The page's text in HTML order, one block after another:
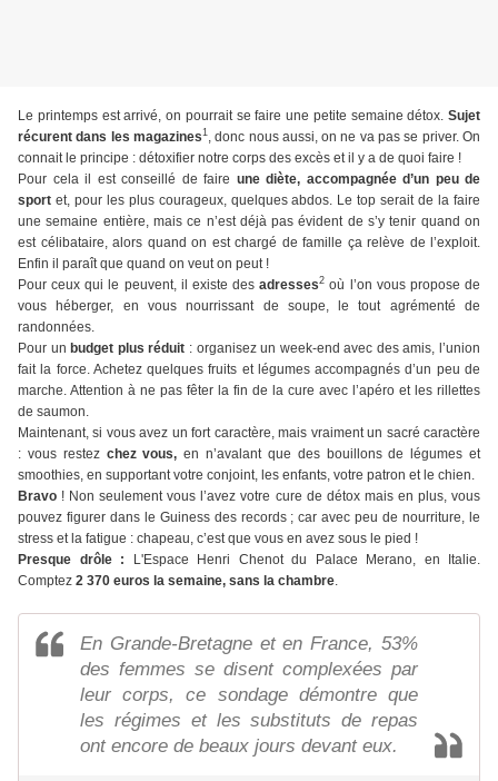
Le printemps est arrivé, on pourrait se faire une petite semaine détox. Sujet
récurent dans les magazines1, donc nous aussi, on ne va pas se priver. On
connait le principe : détoxifier notre corps des excès et il y a de quoi faire !
Pour cela il est conseillé de faire une diète, accompagnée d’un peu de
sport et, pour les plus courageux, quelques abdos. Le top serait de la faire
une semaine entière, mais ce n’est déjà pas évident de s’y tenir quand on
est célibataire, alors quand on est chargé de famille ça relève de l’exploit.
Enfin il paraît que quand on veut on peut !
Pour ceux qui le peuvent, il existe desadresses2 où l’on vous propose de
vous héberger, en vous nourrissant de soupe, le tout agrémenté de
randonnées.
Pour un budget plus réduit : organisez un week-end avec des amis, l’union
fait la force. Achetez quelques fruits et légumes accompagnés d’un peu de
marche. Attention à ne pas fêter la fin de la cure avec l’apéro et les rillettes
de saumon.
Maintenant, si vous avez un fort caractère, mais vraiment un sacré caractère
: vous restez chez vous, en n’avalant que des bouillons de légumes et
smoothies, en supportant votre conjoint, les enfants, votre patron et le chien.
Bravo ! Non seulement vous l’avez votre cure de détox mais en plus, vous
pouvez figurer dans le Guiness des records ; car avec peu de nourriture, le
stress et la fatigue : chapeau, c’est que vous en avez sous le pied !
Presque drôle :
L'Espace Henri Chenot du Palace Merano, en Italie.
Comptez 2 370 euros la semaine, sans la chambre.
En Grande-Bretagne et en France, 53%
des femmes se disent complexées par
leur corps, ce sondage démontre que
les régimes et les substituts de repas
ont encore de beaux jours devant eux.